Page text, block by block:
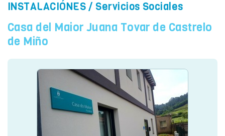
AYUNTAMIENTO
INSTALACIONES
SERVICIOS
SEDE ELECTRÓNICA
CUÉNTANOS
INSTALACIÓNES/ Servicios Sociales
Casa del Maior Juana Tovar de Castrelo
de Miño